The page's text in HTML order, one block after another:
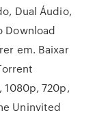
Dual Áudio,
Download
em. Baixar
1080p, 720p,
Uninvited